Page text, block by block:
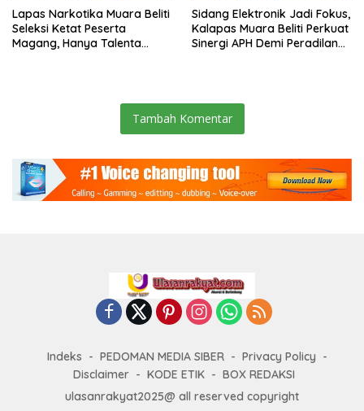
Lapas Narkotika Muara Beliti
Seleksi Ketat Peserta
Magang, Hanya Talenta
Sidang Elektronik Jadi Fokus,
Kalapas Muara Beliti Perkuat
Sinergi APH Demi Peradilan
Tambah Komentar
Indeks PEDOMAN MEDIA SIBER
Privacy Policy
Disclaimer
KODE ETIK
BOX REDAKSI
ulasanrakyat2025@ all reserved copyright